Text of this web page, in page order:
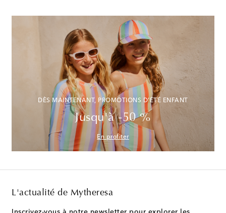
DÈS MAINTENANT, PROMOTIONS D'ÉTÉ ENFANT
Jusqu'à -50 %
En profiter
L'actualité de Mytheresa